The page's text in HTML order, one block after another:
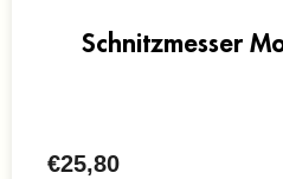
Schnitzmesser
€25,80